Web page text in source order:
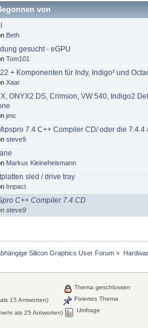
von
Beth
gesucht - eGPU
Tom101
+ Komponenten für Indy, Indigo² und
Xaar
ONYX2 DS, Crimson, VW 540, Indigo2
jmc
7.4 C++ Compiler CD/ oder die 7.4.4
steve9
Markus Kleineheismann
sled / drive tray
Impact
C++ Compiler 7.4 CD
steve9
Silicon Graphics User Forum »
15 Antworten)
als 25 Antworten)
Thema geschlossen
Fixiertes Thema
Umfrage